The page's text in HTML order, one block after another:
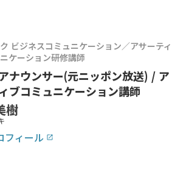
ビジネスコミュニケーション／アサーティ
ケーション研修講師
ナウンサー(元ニッポン放送) / ア
ブコミュニケーション講師
樹
フィール launch